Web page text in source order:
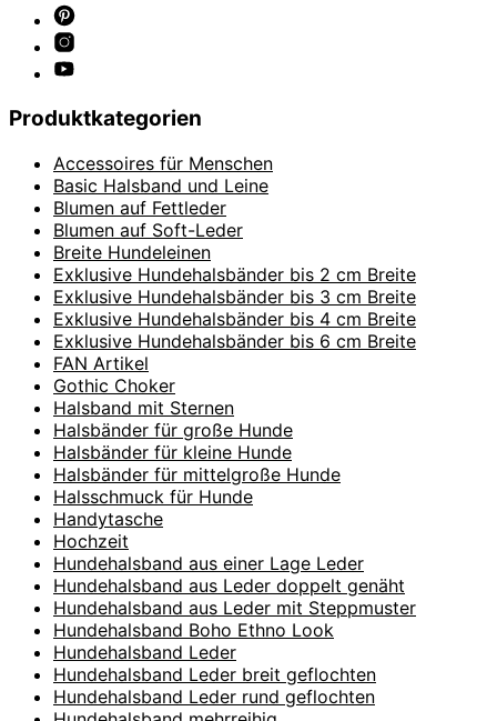
Produktkategorien
Accessoires für Menschen
Basic Halsband und Leine
Blumen auf Fettleder
Blumen auf Soft-Leder
Breite Hundeleinen
Exklusive Hundehalsbänder bis 2 cm Breite
Exklusive Hundehalsbänder bis 3 cm Breite
Exklusive Hundehalsbänder bis 4 cm Breite
Exklusive Hundehalsbänder bis 6 cm Breite
FAN Artikel
Gothic Choker
Halsband mit Sternen
Halsbänder für große Hunde
Halsbänder für kleine Hunde
Halsbänder für mittelgroße Hunde
Halsschmuck für Hunde
Handytasche
Hochzeit
Hundehalsband aus einer Lage Leder
Hundehalsband aus Leder doppelt genäht
Hundehalsband aus Leder mit Steppmuster
Hundehalsband Boho Ethno Look
Hundehalsband Leder
Hundehalsband Leder breit geflochten
Hundehalsband Leder rund geflochten